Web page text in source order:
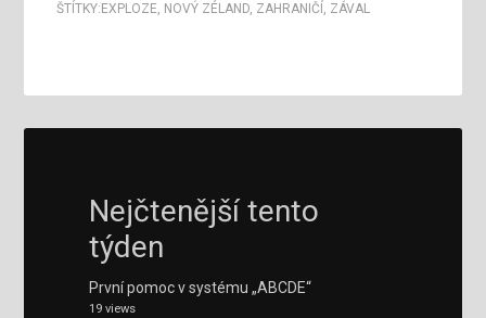
ŠTÍTKY: EXPLOZE, NOVÝ ZÉLAND, ZAHRANIČÍ , ZÁVAL
Nejčtenější tento
týden
První pomoc v systému „ABCDE“
19 views